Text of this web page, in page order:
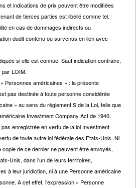
et indications de prix peuvent être modifiées
de tierces parties est libellé comme tel.
en cas de dommages indirects ou
dudit contenu ou survenus en lien avec
si elle est connue. Sauf indication contraire,
par LOIM.
Personnes américaines » : la présente
pas destinée à toute personne considérée
» au sens du règlement S de la Loi, telle que
Investment Company Act de 1940,
enregistrée en vertu de la loi Investment
de toute autre loi fédérale des Etats-Unis. Ni
de ce dernier ne peuvent être envoyés,
Unis, dans l’un de leurs territoires,
à leur juridiction, ni à une Personne américaine
A cet effet, l’expression « Personne